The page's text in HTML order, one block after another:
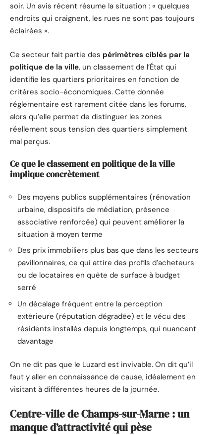
soir. Un avis récent résume la situation : « quelques
endroits qui craignent, les rues ne sont pas toujours
éclairées ».
Ce secteur fait partie des périmètres ciblés par la
politique de la ville, un classement de l’État qui
identifie les quartiers prioritaires en fonction de
critères socio-économiques. Cette donnée
réglementaire est rarement citée dans les forums,
alors qu’elle permet de distinguer les zones
réellement sous tension des quartiers simplement
mal perçus.
Ce que le classement en politique de la ville
implique concrètement
Des moyens publics supplémentaires (rénovation
urbaine, dispositifs de médiation, présence
associative renforcée) qui peuvent améliorer la
situation à moyen terme
Des prix immobiliers plus bas que dans les secteurs
pavillonnaires, ce qui attire des profils d’acheteurs
ou de locataires en quête de surface à budget
serré
Un décalage fréquent entre la perception
extérieure (réputation dégradée) et le vécu des
résidents installés depuis longtemps, qui nuancent
davantage
On ne dit pas que le Luzard est invivable. On dit qu’il
faut y aller en connaissance de cause, idéalement en
visitant à différentes heures de la journée.
Centre-ville de Champs-sur-Marne : un
manque d’attractivité qui pèse